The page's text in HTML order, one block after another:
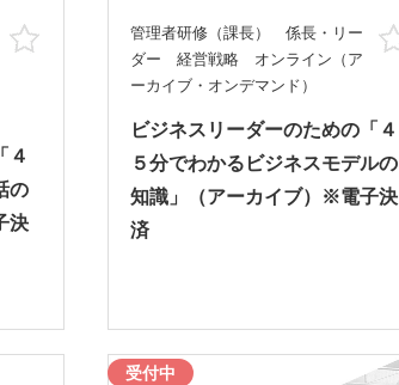
お気に入り
４
の
決
管理者研修（課長） 係長・リー
ダー 経営戦略 オンライン（ア
ーカイブ・オンデマンド）
ビジネスリーダーのための「４
５分でわかるビジネスモデルの
知識」（アーカイブ）※電子決
済
受付中